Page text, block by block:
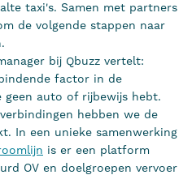
taxi's. Samen met partners
de volgende stappen naar
bij Qbuzz vertelt:
factor in de
geen auto of rijbewijs hebt.
hebben we de
In een unieke samenwerking
is er een platform
OV en doelgroepen vervoer